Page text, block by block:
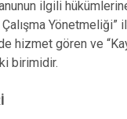
Bakırköy
ilgili
Yönetmeliği”
hizmet gören ve
birimidir.